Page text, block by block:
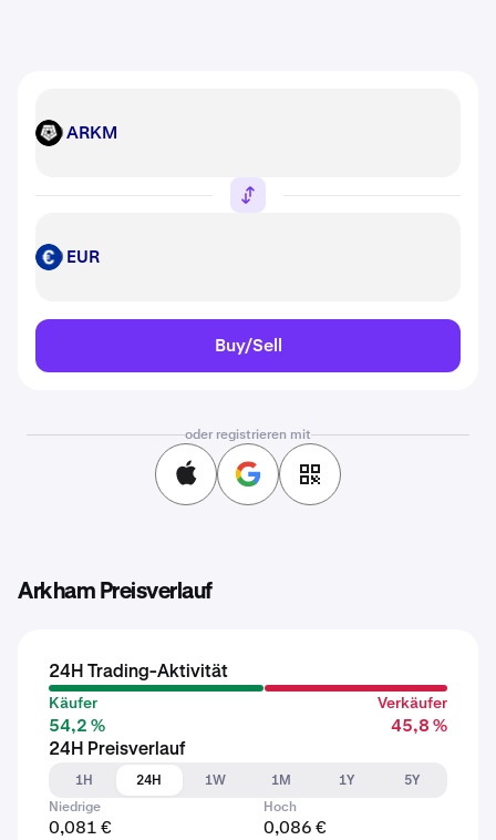
ARKM ARKM
EUR EUR
Buy/Sell
oder registrieren mit
Arkham Preisverlauf
24H Trading-Aktivität
Käufer
54,2 %
Verkäufer
45,8 %
24H Preisverlauf
1H
24H 1W 1M 1Y
5Y
Niedrige
0,081 €
Hoch
0,086 €